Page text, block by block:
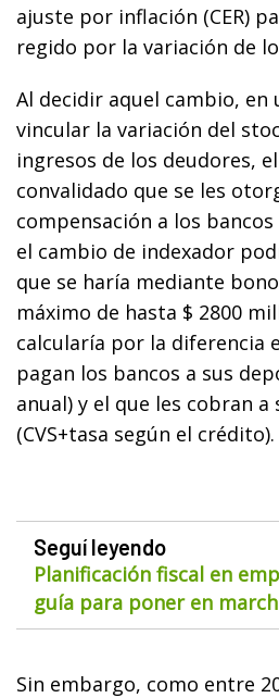
ajuste por inflación (CER)
regido por la variación de
Al decidir aquel cambio,
vincular la variación del
ingresos de los deudores,
convalidado que se les
compensación a los
el cambio de indexador
que se haría mediante
máximo de hasta $ 2800
calcularía por la diferencia
pagan los bancos a sus
anual) y el que les cobran a
(CVS+tasa según el crédito).
Seguí leyendo
Planificación fiscal en
guía para poner en
Sin embargo, como entre